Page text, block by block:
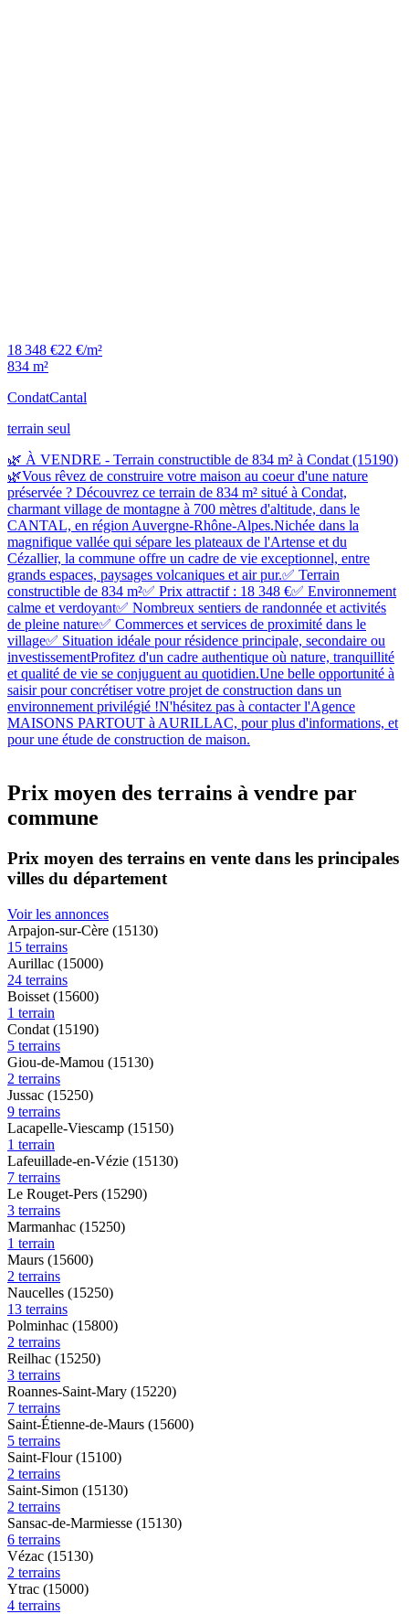
18 348 €22 €/m²
834 m²
CondatCantal
terrain seul
🌿 À VENDRE - Terrain constructible de 834 m² à Condat (15190)
🌿Vous rêvez de construire votre maison au coeur d'une nature
préservée ? Découvrez ce terrain de 834 m² situé à Condat,
charmant village de montagne à 700 mètres d'altitude, dans le
CANTAL, en région Auvergne-Rhône-Alpes.Nichée dans la
magnifique vallée qui sépare les plateaux de l'Artense et du
Cézallier, la commune offre un cadre de vie exceptionnel, entre
grands espaces, paysages volcaniques et air pur.✅ Terrain
constructible de 834 m²✅ Prix attractif : 18 348 €✅ Environnement
calme et verdoyant✅ Nombreux sentiers de randonnée et activités
de pleine nature✅ Commerces et services de proximité dans le
village✅ Situation idéale pour résidence principale, secondaire ou
investissementProfitez d'un cadre authentique où nature, tranquillité
et qualité de vie se conjuguent au quotidien.Une belle opportunité à
saisir pour concrétiser votre projet de construction dans un
environnement privilégié !N'hésitez pas à contacter l'Agence
MAISONS PARTOUT à AURILLAC, pour plus d'informations, et
pour une étude de construction de maison.
Prix moyen des terrains à vendre par
commune
Prix moyen des terrains en vente dans les principales
villes du département
Voir les annonces
Arpajon-sur-Cère (15130)
15 terrains
Aurillac (15000)
24 terrains
Boisset (15600)
1 terrain
Condat (15190)
5 terrains
Giou-de-Mamou (15130)
2 terrains
Jussac (15250)
9 terrains
Lacapelle-Viescamp (15150)
1 terrain
Lafeuillade-en-Vézie (15130)
7 terrains
Le Rouget-Pers (15290)
3 terrains
Marmanhac (15250)
1 terrain
Maurs (15600)
2 terrains
Naucelles (15250)
13 terrains
Polminhac (15800)
2 terrains
Reilhac (15250)
3 terrains
Roannes-Saint-Mary (15220)
7 terrains
Saint-Étienne-de-Maurs (15600)
5 terrains
Saint-Flour (15100)
2 terrains
Saint-Simon (15130)
2 terrains
Sansac-de-Marmiesse (15130)
6 terrains
Vézac (15130)
2 terrains
Ytrac (15000)
4 terrains